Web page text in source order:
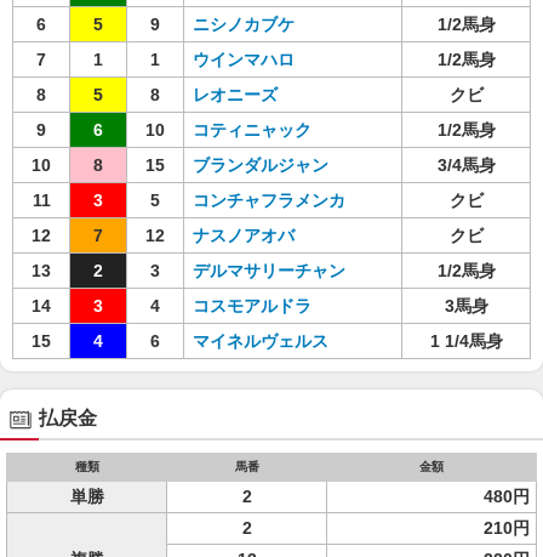
6
5 9 ニシノカブケ
1/2馬身
7
1 1 ウインマハロ
1/2馬身
8
5 8 レオニーズ
クビ
9
6 10 コティニャック
1/2馬身
10
8 15 ブランダルジャン
3/4馬身
11
3 5 コンチャフラメンカ
クビ
12
7 12 ナスノアオバ
クビ
13
2 3 デルマサリーチャン
1/2馬身
14
3 4 コスモアルドラ
3馬身
15
4 6 マイネルヴェルス 1 1/4馬身
払戻金
種類 馬番 金額
単勝 2 480円
2
210円